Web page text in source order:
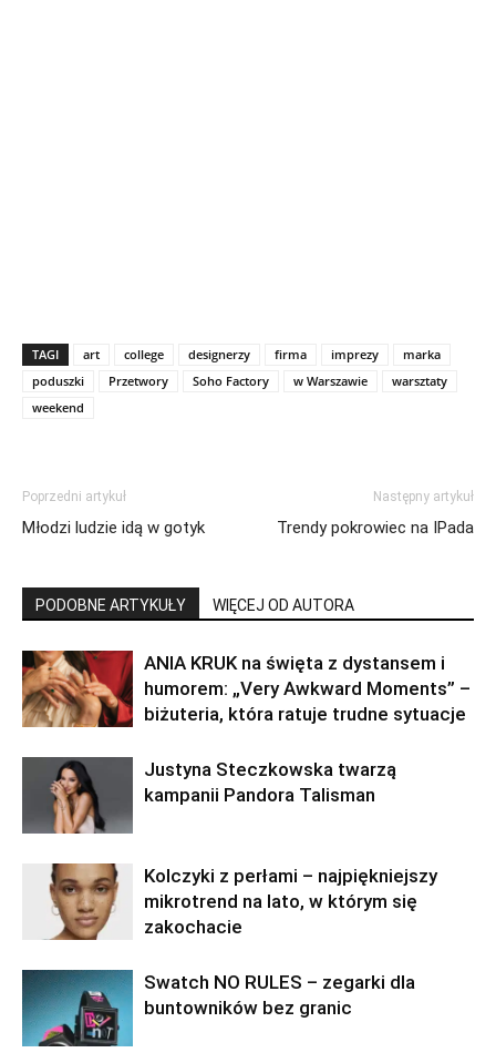
TAGI art college designerzy firma imprezy
marka
poduszki
Przetwory Soho Factory w Warszawie
warsztaty
weekend
Poprzedni artykuł
Młodzi ludzie idą w gotyk
Następny artykuł
Trendy pokrowiec na IPada
PODOBNE ARTYKUŁY WIĘCEJ OD AUTORA
ANIA KRUK na święta z dystansem i
humorem: „Very Awkward Moments” –
biżuteria, która ratuje trudne sytuacje
Justyna Steczkowska twarzą
kampanii Pandora Talisman
Kolczyki z perłami – najpiękniejszy
mikrotrend na lato, w którym się
zakochacie
Swatch NO RULES – zegarki dla
buntowników bez granic